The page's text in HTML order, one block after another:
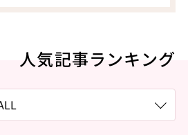
人気記事ランキング